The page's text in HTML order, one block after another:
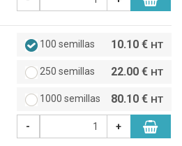
100 semillas 10.10 € HT
250 semillas 22.00 € HT
1000 semillas 80.10 € HT
- +